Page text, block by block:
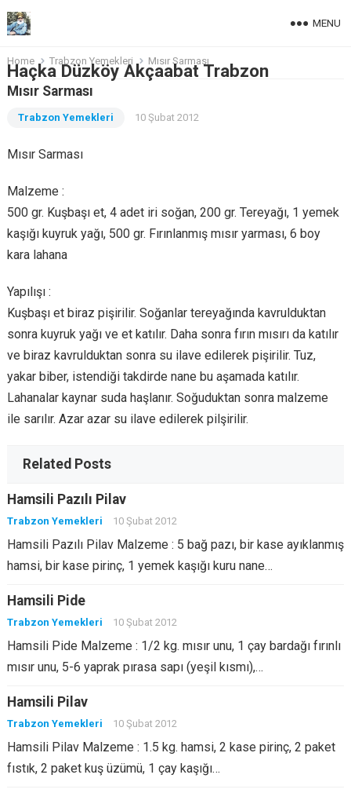
Haçka Düzköy Akçaabat Trabzon
MENU
Home Trabzon Yemekleri Mısır Sarması
Mısır Sarması
Trabzon Yemekleri 10 Şubat 2012
Mısır Sarması
Malzeme :
500 gr. Kuşbaşı et, 4 adet iri soğan, 200 gr. Tereyağı, 1 yemek
kaşığı kuyruk yağı, 500 gr. Fırınlanmış mısır yarması, 6 boy
kara lahana
Yapılışı :
Kuşbaşı et biraz pişirilir. Soğanlar tereyağında kavrulduktan
sonra kuyruk yağı ve et katılır. Daha sonra fırın mısırı da katılır
ve biraz kavrulduktan sonra su ilave edilerek pişirilir. Tuz,
yakar biber, istendiği takdirde nane bu aşamada katılır.
Lahanalar kaynar suda haşlanır. Soğuduktan sonra malzeme
ile sarılır. Azar azar su ilave edilerek pilşirilir.
Related Posts
Hamsili Pazılı Pilav
Trabzon Yemekleri 10 Şubat 2012
Hamsili Pazılı Pilav Malzeme : 5 bağ pazı, bir kase ayıklanmış
hamsi, bir kase pirinç, 1 yemek kaşığı kuru nane…
Hamsili Pide
Trabzon Yemekleri 10 Şubat 2012
Hamsili Pide Malzeme : 1/2 kg. mısır unu, 1 çay bardağı fırınlı
mısır unu, 5-6 yaprak pırasa sapı (yeşil kısmı),…
Hamsili Pilav
Trabzon Yemekleri 10 Şubat 2012
Hamsili Pilav Malzeme : 1.5 kg. hamsi, 2 kase pirinç, 2 paket
fıstık, 2 paket kuş üzümü, 1 çay kaşığı…